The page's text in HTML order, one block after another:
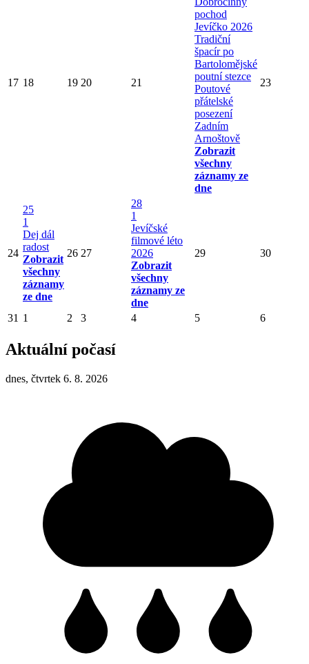
17 18 19 20 21
pochod
Jevíčko 2026
Tradiční
špacír po
Bartolomějské
poutní stezce
Poutové
přátelské
posezení
Zadním
Arnoštově
Zobrazit
všechny
záznamy ze
dne
23
24
25
1
Dej dál
radost
Zobrazit
všechny
záznamy
ze dne
26 27
28
1
Jevíčské
filmové léto
2026
Zobrazit
všechny
záznamy ze
dne
29 30
31 1 2 3 4 5 6
Aktuální počasí
dnes, čtvrtek 6. 8. 2026